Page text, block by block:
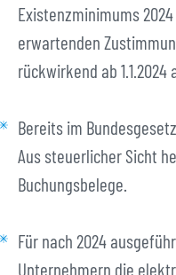
Existenzminimums
erwartenden
rückwirkend ab 1.1.2024
Bereits im
Aus steuerlicher Sicht
Buchungsbelege.
Für nach 2024
Unternehmern die